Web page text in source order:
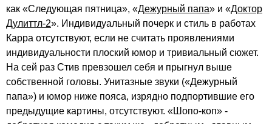
как «Следующая пятница», «Дежурный папа» и «Доктор
Дулиттл-2». Индивидуальный почерк и стиль в работах
Карра отсутствуют, если не считать проявлениями
индивидуальности плоский юмор и тривиальный сюжет.
На сей раз Стив превзошел себя и прыгнул выше
собственной головы. Унитазные звуки («Дежурный
папа») и юмор ниже пояса, изрядно подпортившие его
предыдущие картины, отсутствуют. «Шопо-коп» -